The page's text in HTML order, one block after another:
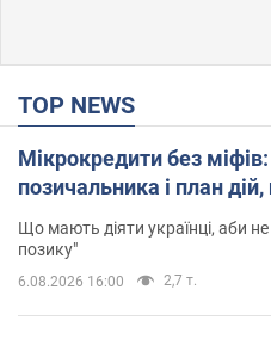
TOP NEWS
Мікрокредити без міфів:
позичальника і план
Що мають діяти українці, аби
позику"
6.08.2026 16:00 2,7 т.